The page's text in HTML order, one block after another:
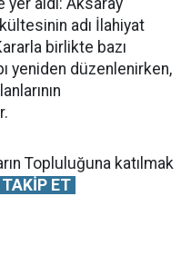
adı İlahiyat
birlikte bazı
yeniden düzenlenirken,
Topluluğuna katılmak
ET